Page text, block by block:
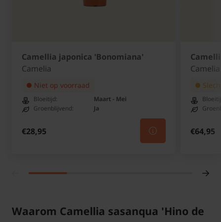
verdraagt Camelia slecht.
Camellia japonica 'Bonomiana'
Camelia
Niet op voorraad
Bloeitijd:
Maart - Mei
Groenblijvend:
Ja
€28,95
Camelia
€64,95
Waarom Camellia sasanqua 'Hino de